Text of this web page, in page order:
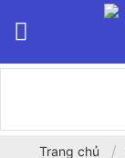
Trang chủ /